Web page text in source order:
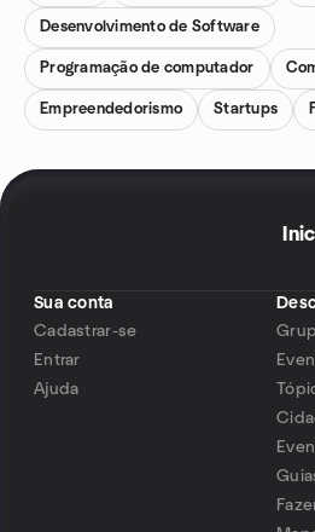
Desenvolvimento de Software
Programação de computador
Empreendedorismo Startups
Sua conta
Cadastrar-se
Entrar
Ajuda